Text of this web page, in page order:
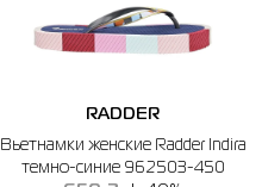
RADDER
Вьетнамки женские Radder Indira
темно-синие 962503-450